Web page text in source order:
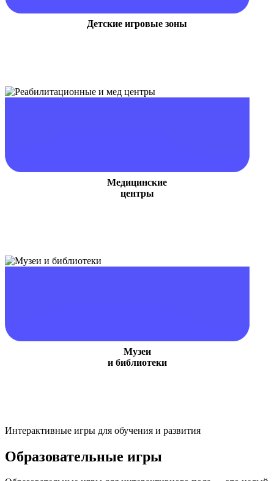
Детские игровые зоны
Медицинские
центры
Музеи
и библиотеки
Интерактивные игры для обучения и развития
Образовательные игры